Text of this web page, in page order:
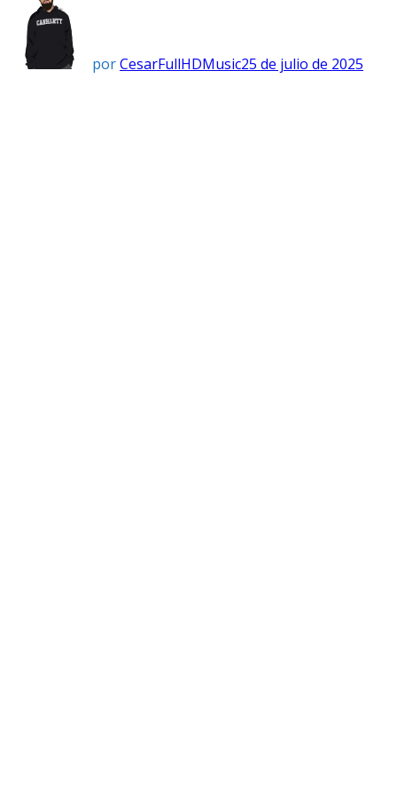
porCesarFullHDMusic25 de julio de 2025